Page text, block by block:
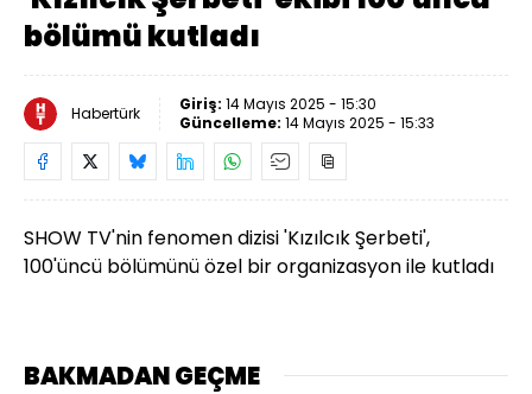
bölümü kutladı
Habertürk Giriş: 14 Mayıs 2025 - 15:30
Güncelleme: 14 Mayıs 2025 - 15:33
SHOW TV'nin fenomen dizisi 'Kızılcık Şerbeti',
100'üncü bölümünü özel bir organizasyon ile kutladı
BAKMADAN GEÇME